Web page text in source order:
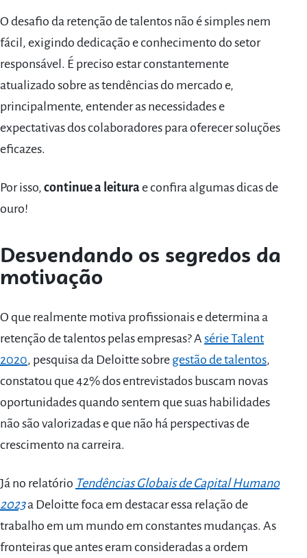
O desafio da retenção de talentos não é simples nem
fácil, exigindo dedicação e conhecimento do setor
responsável. É preciso estar constantemente
atualizado sobre as tendências do mercado e,
principalmente, entender as necessidades e
expectativas dos colaboradores para oferecer soluções
eficazes.
Por isso, continue a leitura e confira algumas dicas de
ouro!
Desvendando os segredos da
motivação
O que realmente motiva profissionais e determina a
retenção de talentos pelas empresas? A série Talent
2020, pesquisa da Deloitte sobre gestão de talentos,
constatou que 42% dos entrevistados buscam novas
oportunidades quando sentem que suas habilidades
não são valorizadas e que não há perspectivas de
crescimento na carreira.
Já no relatório Tendências Globais de Capital Humano
2023a Deloitte foca em destacar essa relação de
trabalho em um mundo em constantes mudanças. As
fronteiras que antes eram consideradas a ordem